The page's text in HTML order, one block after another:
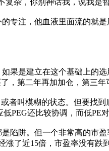
杂，你别神话我，说我是
注，他血液里面流的就是
是建立在这个基础上的选
，第二年再加加仓，第三
叫模糊的状态。但要找到
PEG还比较协调，而低PE
阱。但一个非常高的市盈
了近15倍，市盈率没有跌